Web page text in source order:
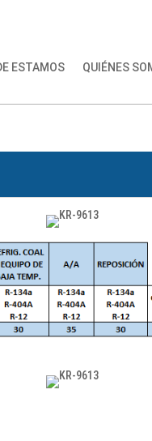
ESTAMOS QUIÉNES